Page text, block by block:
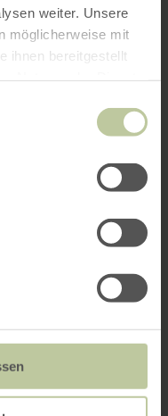
weiter. Unsere
möglicherweise mit
ihnen bereitgestellt